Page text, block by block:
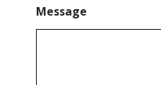
Message